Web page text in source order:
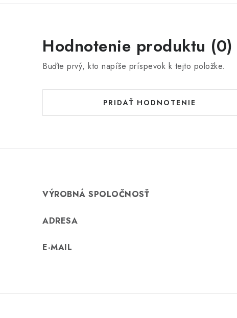
Hodnotenie produktu (0)
Buďte prvý, kto napíše príspevok k tejto položke.
PRIDAŤ HODNOTENIE
VÝROBNÁ SPOLOČNOSŤ
ADRESA
E-MAIL